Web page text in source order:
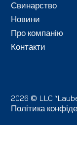
Свинарство
Новини
Про компанію
Контакти
2026 © LLC
Політика